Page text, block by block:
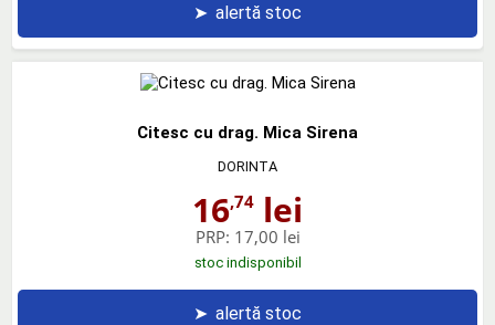
➤ alertă stoc
Citesc cu drag. Mica Sirena
DORINTA
16,74 lei
PRP: 17,00 lei
stoc indisponibil
➤ alertă stoc